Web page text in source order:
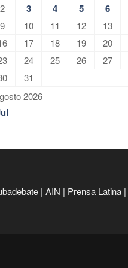
2026
2 3 4 5 6
9
10 11 12 13
17 18 19 20
24 25 26 27
31
| AIN | Prensa Latina |